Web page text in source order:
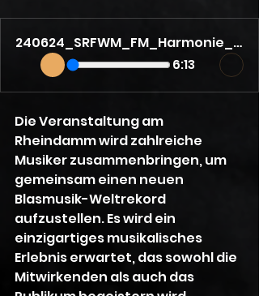
240624_SRFWM_FM_Harmonie_der_Blasmusik
6:13
Die Veranstaltung am
Rheindamm wird zahlreiche
Musiker zusammenbringen, um
gemeinsam einen neuen
Blasmusik-Weltrekord
aufzustellen. Es wird ein
einzigartiges musikalisches
Erlebnis erwartet, das sowohl die
Mitwirkenden als auch das